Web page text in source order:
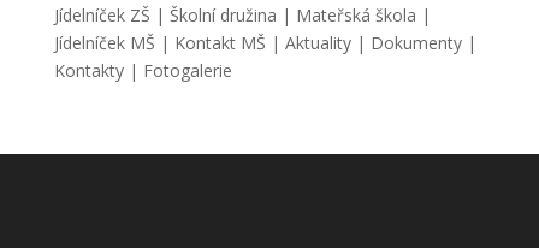
Jídelníček ZŠ | Školní družina | Mateřská škola |
Jídelníček MŠ | Kontakt MŠ | Aktuality| Dokumenty|
Kontakty| Fotogalerie